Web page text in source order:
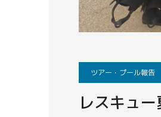
ツアー・プール報告
レスキュー